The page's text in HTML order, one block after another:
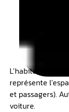
L’habitacle est
représente
et passagers).
voiture.